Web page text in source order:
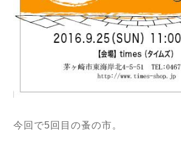
今回で5回目の蚤の市。